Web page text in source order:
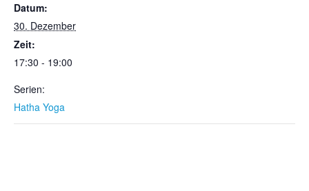
Datum:
30. Dezember
Zeit:
17:30 - 19:00
Serien:
Hatha Yoga